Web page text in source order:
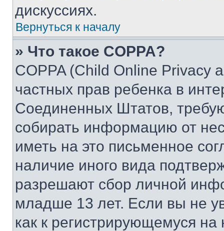
дискуссиях.
Вернуться к началу
» Что такое COPPA?
COPPA (Child Online Privacy
частных прав ребенка в
Соединенных Штатов,
собирать информацию от
иметь на это письменное
наличие иного вида
разрешают сбор личной
младше 13 лет. Если вы не
как к регистрирующемуся